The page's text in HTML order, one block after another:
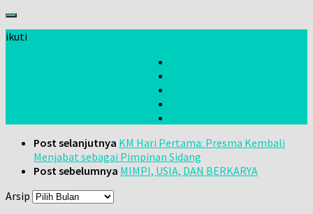
ikuti
Post selanjutnya KM Hari Pertama: Presma Kembali
Menjabat sebagai Pimpinan Sidang
Post sebelumnya MIMPI, USIA, DAN BERKARYA
Arsip